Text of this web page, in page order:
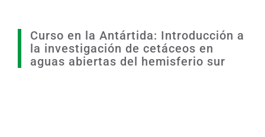
Curso en la Antártida: Introducción a
la investigación de cetáceos en
aguas abiertas del hemisferio sur